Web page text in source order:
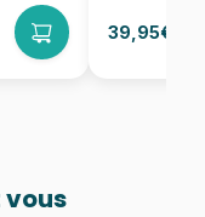
39,95€